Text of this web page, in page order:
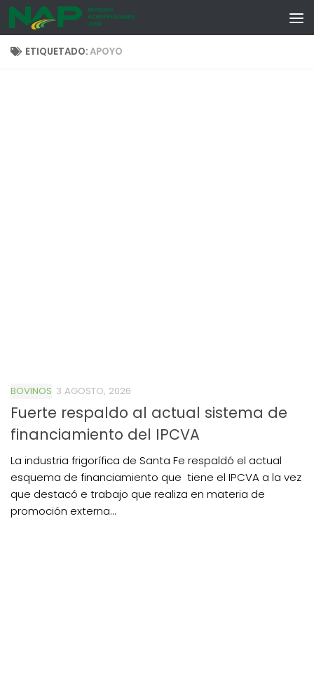
Skip to content
ETIQUETADO:APOYO
BOVINOS 3 AGOSTO, 2026
Fuerte respaldo al actual sistema de
financiamiento del IPCVA
La industria frigorífica de Santa Fe respaldó el actual
esquema de financiamiento que tiene el IPCVA a la vez
que destacó e trabajo que realiza en materia de
promoción externa...